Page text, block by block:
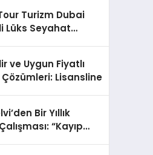
Turizm Dubai
Lüks Seyahat
ve Uygun Fiyatlı
Çözümleri: Lisansline
Bir Yıllık
“Kayıp